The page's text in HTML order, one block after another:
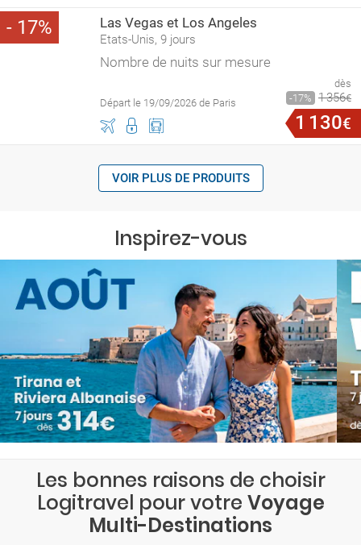
17 Las Vegas et Los Angeles
Etats-Unis, 9 jours
Nombre de nuits sur mesure
Départ le 19/09/2026 de Paris
dès
17
1356€
1 130€
VOIR PLUS DE PRODUITS
Inspirez-vous
Les bonnes raisons de choisir
Logitravel pour votre Voyage
Multi-Destinations